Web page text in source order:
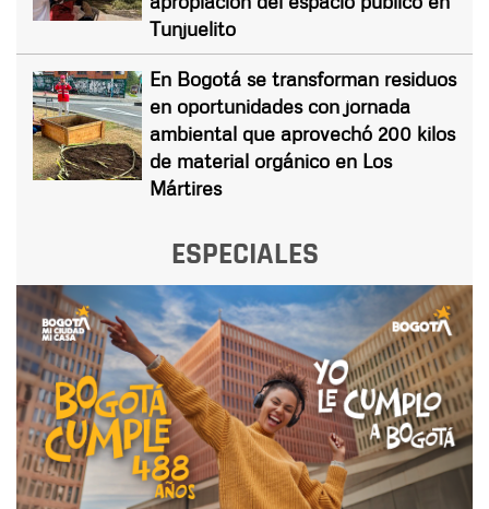
Tunjuelito
En Bogotá se transforman residuos
en oportunidades con jornada
ambiental que aprovechó 200 kilos
de material orgánico en Los
Mártires
ESPECIALES